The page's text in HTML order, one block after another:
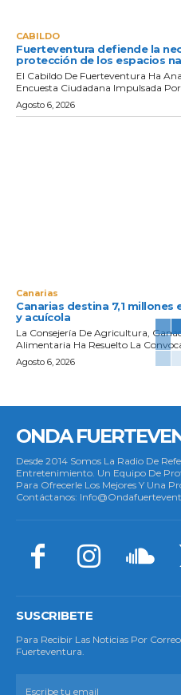
CABILDO
Fuerteventura defiende la
protección de los espacios
El Cabildo De Fuerteventura Ha
Encuesta Ciudadana Impulsada
Agosto 6, 2026
Canarias
Canarias destina 7,1
y acuícola
La Consejería De Agricultura,
Alimentaria Ha Resuelto La
Agosto 6, 2026
ONDA
Desde 2014 Somos La Radio De
Entretenimiento. Un Equipo De
Para Ofrecerle Los Mejores Y Una
Contáctanos:
SUSCRIBETE
Para Recibir Las Noticias Por
Fuerteventura.